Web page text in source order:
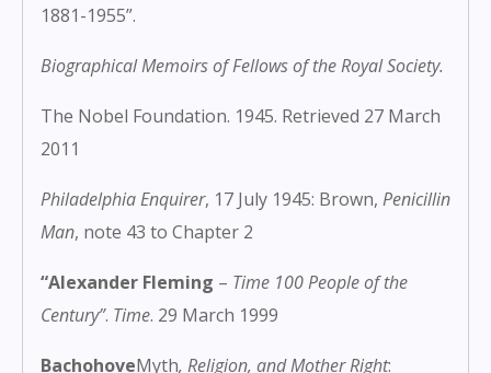
1881-1955”.
Biographical Memoirs of Fellows of the Royal Society.
The Nobel Foundation. 1945. Retrieved 27 March
2011
Philadelphia Enquirer, 17 July 1945: Brown, Penicillin
Man, note 43 to Chapter 2
“Alexander Fleming – Time 100 People of the
Century”. Time. 29 March 1999
BachohoveMyth, Religion, and Mother Right: